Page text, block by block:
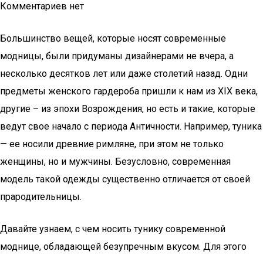
Комментариев нет
Большинство вещей, которые носят современные
модницы, были придуманы дизайнерами не вчера, а
несколько десятков лет или даже столетий назад. Одни
предметы женского гардероба пришли к нам из XIX века,
другие – из эпохи Возрождения, но есть и такие, которые
ведут свое начало с периода Античности. Например, туника
— ее носили древние римляне, при этом не только
женщины, но и мужчины. Безусловно, современная
модель такой одежды существенно отличается от своей
прародительницы.
Давайте узнаем, с чем носить тунику современной
моднице, обладающей безупречным вкусом. Для этого